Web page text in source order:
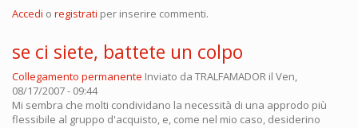
Accedi o registrati per inserire commenti.
se ci siete, battete un colpo
Collegamento permanente Inviato da TRALFAMADOR il Ven,
08/17/2007 - 09:44
Mi sembra che molti condividano la necessità di una approdo più
flessibile al gruppo d'acquisto, e, come nel mio caso, desiderino